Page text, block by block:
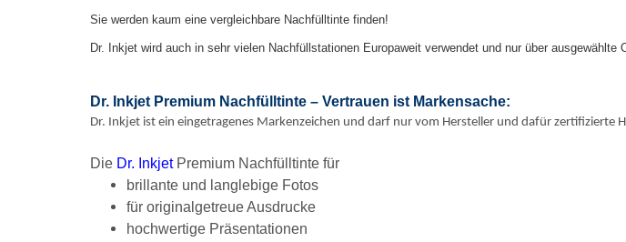
Sie werden kaum eine vergleichbare Nachfülltinte finden!
Dr. Inkjet wird auch in sehr vielen Nachfüllstationen Europaweit verwendet und nur über ausgewählte
Dr. Inkjet Premium Nachfülltinte – Vertrauen ist Markensache:
Dr. Inkjet ist ein eingetragenes Markenzeichen und darf nur vom Hersteller und dafür zertifizierte
Die Dr. InkjetPremium Nachfülltinte für
brillante und langlebige Fotos
für originalgetreue Ausdrucke
hochwertige Präsentationen